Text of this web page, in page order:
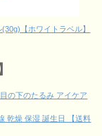
【ホワイトラベル】
の下のたるみ アイケア
乾燥 保湿 誕生日 【送料